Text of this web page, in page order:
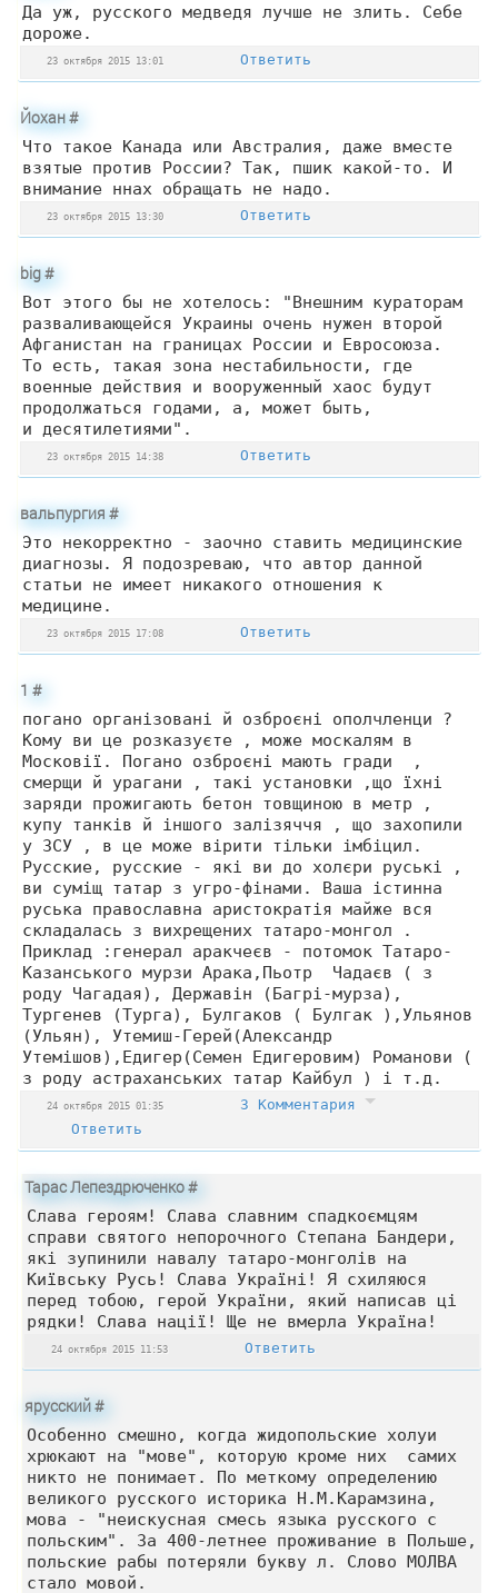
Да уж, русского медведя лучше не злить. Себе
дороже.
23 октября 2015 13:01 Ответить
Йохан#
Что такое Канада или Австралия, даже вместе
взятые против России? Так, пшик какой-то. И
внимание ннах обращать не надо.
23 октября 2015 13:30 Ответить
big#
Вот этого бы не хотелось: "Внешним кураторам
разваливающейся Украины очень нужен второй
Афганистан на границах России и Евросоюза.
То есть, такая зона нестабильности, где
военные действия и вооруженный хаос будут
продолжаться годами, а, может быть,
и десятилетиями".
23 октября 2015 14:38 Ответить
вальпургия#
Это некорректно - заочно ставить медицинские
диагнозы. Я подозреваю, что автор данной
статьи не имеет никакого отношения к
медицине.
23 октября 2015 17:08 Ответить
1 #
погано організовані й озброєні ополчленци ?
Кому ви це розказуєте , може москалям в
Московії. Погано озброєні мають гради ,
смерщи й урагани , такі установки ,що їхні
заряди прожигають бетон товщиною в метр ,
купу танків й іншого залізяччя , що захопили
у ЗСУ , в це може вірити тільки імбіцил.
Русские, русские - які ви до холєри руські ,
ви суміщ татар з угро-фінами. Ваша істинна
руська православна аристократія майже вся
складалась з вихрещених татаро-монгол .
Приклад :генерал аракчеєв - потомок Татаро-
Казанського мурзи Арака,Пьотр Чадаєв ( з
роду Чагадая), Державін (Багрі-мурза),
Тургенев (Турга), Булгаков ( Булгак ),Ульянов
(Ульян), Утемиш-Герей(Александр
Утемішов),Едигер(Семен Едигеровим) Романови (
з роду астраханських татар Кайбул ) і т.д.
24 октября 2015 01:35
3 Комментария
Ответить
Тарас Лепездрюченко#
Слава героям! Слава славним спадкоємцям
справи святого непорочного Степана Бандери,
які зупинили навалу татаро-монголів на
Київську Русь! Слава Україні! Я схиляюся
перед тобою, герой України, який написав ці
рядки! Слава нації! Ще не вмерла Україна!
24 октября 2015 11:53 Ответить
ярусский#
Особенно смешно, когда жидопольские холуи
хрюкают на "мове", которую кроме них самих
никто не понимает. По меткому определению
великого русского историка Н.М.Карамзина,
мова - "неискусная смесь языка русского с
польским". За 400-летнее проживание в Польше,
польские рабы потеряли букву л. Слово МОЛВА
стало мовой.